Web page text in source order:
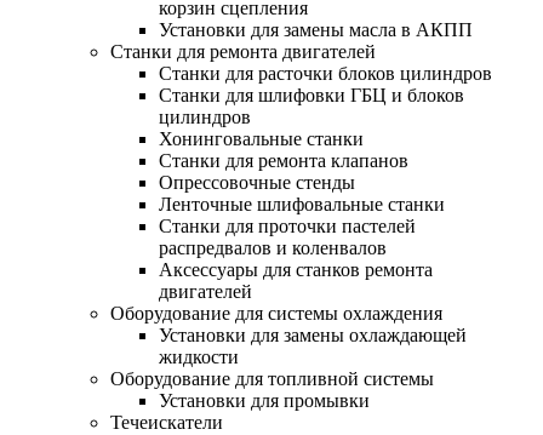
корзин сцепления
Установки для замены масла в АКПП
Станки для ремонта двигателей
Станки для расточки блоков цилиндров
Станки для шлифовки ГБЦ и блоков
цилиндров
Хонинговальные станки
Станки для ремонта клапанов
Опрессовочные стенды
Ленточные шлифовальные станки
Станки для проточки пастелей
распредвалов и коленвалов
Аксессуары для станков ремонта
двигателей
Оборудование для системы охлаждения
Установки для замены охлаждающей
жидкости
Оборудование для топливной системы
Установки для промывки
Течеискатели